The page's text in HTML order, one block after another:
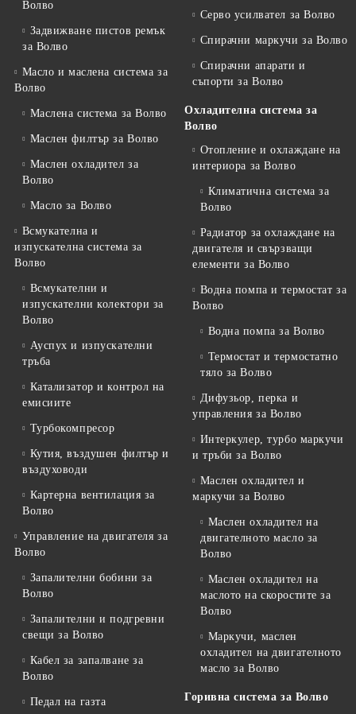
Волво
Задвижване пистов ремък
за Волво
Масло и маслена система за
Волво
Маслена система за Волво
Маслен филтър за Волво
Маслен охладител за
Волво
Масло за Волво
Всмукателна и
изпускателна система за
Волво
Всмукателни и
изпускателни колектори за
Волво
Ауспух и изпускателни
тръба
Катализатор и контрол на
емисиите
Турбокомпресор
Кутия, въздушен филтър и
въздуховоди
Картерна вентилация за
Волво
Управление на двигателя за
Волво
Запалителни бобини за
Волво
Запалителни и подгревни
свещи за Волво
Кабел за запалване за
Волво
Педал на газта
Серво усилвател за Волво
Спирачни маркучи за Волво
Спирачни апарати и
съпорти за Волво
Охладителна система за
Волво
Отопление и охлаждане на
интериора за Волво
Климатична система за
Волво
Радиатор за охлаждане на
двигателя и свързващи
елементи за Волво
Водна помпа и термостат за
Волво
Водна помпа за Волво
Термостат и термостатно
тяло за Волво
Дифузьор, перка и
управления за Волво
Интеркулер, турбо маркучи
и тръби за Волво
Маслен охладител и
маркучи за Волво
Маслен охладител на
двигателното масло за
Волво
Маслен охладител на
маслото на скоростите за
Волво
Маркучи, маслен
охладител на двигателното
масло за Волво
Горивна система за Волво